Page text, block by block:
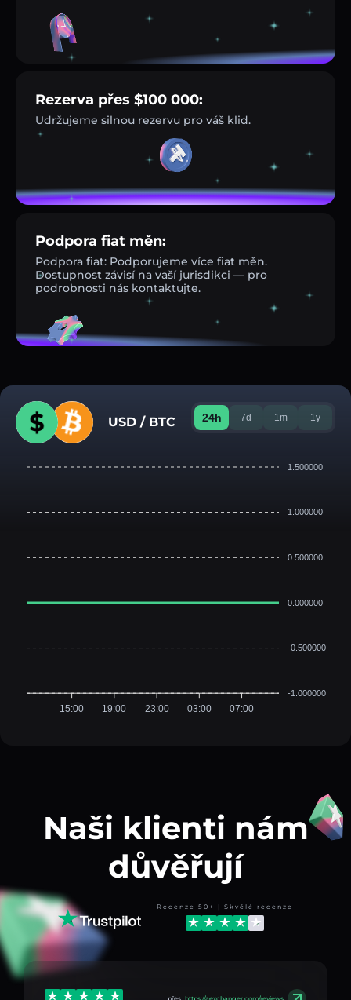
Rezerva přes $100 000:
Udržujeme silnou rezervu pro váš klid.
Podpora fiat měn:
Podpora fiat: Podporujeme více fiat měn.
Dostupnost závisí na vaší jurisdikci — pro
podrobnosti nás kontaktujte.
USD / BTC 24h 7d 1m 1y
1.500000
1.000000
0.500000
0.000000
-0.500000
-1.000000
15:00 19:00 23:00 03:00 07:00
Naši klienti nám
důvěřují
Recenze 50+ | Skvělé recenze
přes https://aexchanger.com/reviews